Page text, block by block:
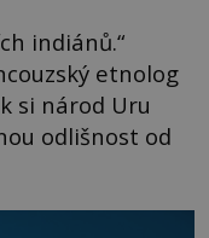
indiánů.“
etnolog
si národ Uru
odlišnost od